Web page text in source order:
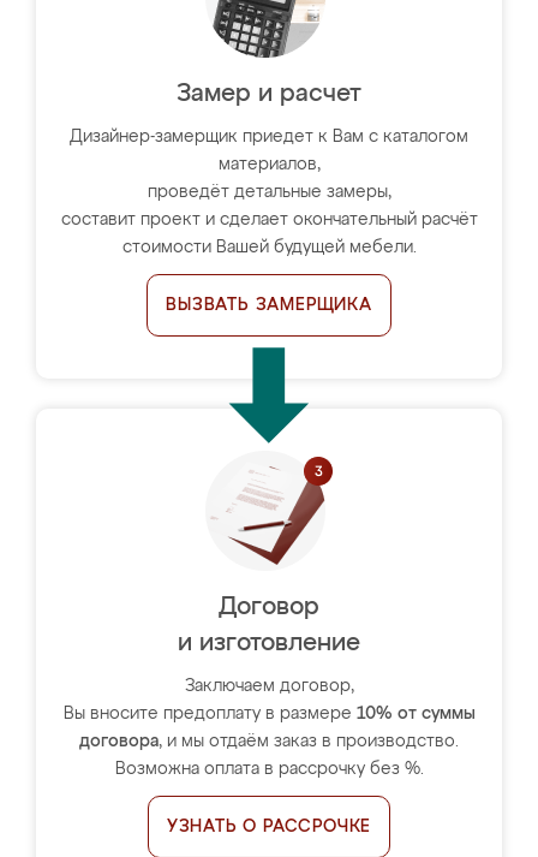
Замер и расчет
Дизайнер-замерщик приедет к Вам с каталогом
материалов,
проведёт детальные замеры,
составит проект и сделает окончательный расчёт
стоимости Вашей будущей мебели.
ВЫЗВАТЬ ЗАМЕРЩИКА
Договор
и изготовление
Заключаем договор,
Вы вносите предоплату в размере 10% от суммы
договора, и мы отдаём заказ в производство.
Возможна оплата в рассрочку без %.
УЗНАТЬ О РАССРОЧКЕ